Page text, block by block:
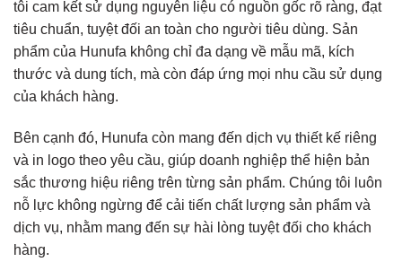
tôi cam kết sử dụng nguyên liệu có nguồn gốc rõ ràng, đạt
tiêu chuẩn, tuyệt đối an toàn cho người tiêu dùng. Sản
phẩm của Hunufa không chỉ đa dạng về mẫu mã, kích
thước và dung tích, mà còn đáp ứng mọi nhu cầu sử dụng
của khách hàng.
Bên cạnh đó, Hunufa còn mang đến dịch vụ thiết kế riêng
và in logo theo yêu cầu, giúp doanh nghiệp thể hiện bản
sắc thương hiệu riêng trên từng sản phẩm. Chúng tôi luôn
nỗ lực không ngừng để cải tiến chất lượng sản phẩm và
dịch vụ, nhằm mang đến sự hài lòng tuyệt đối cho khách
hàng.